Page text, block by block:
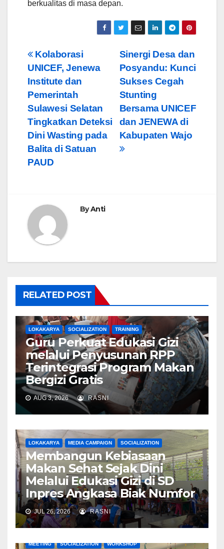
berkualitas di masa depan.
Post
navigation
Sinergi Desa dan
Posyandu: Kunci
Sukses Cegah
Stunting
Bersama UNICEF
dan JENEWA di
Kabupaten Wajo
Kolaborasi
UNICEF, Jenewa
Institute dan
Pemerintah
Sulawesi Selatan
Tingkatkan Deteksi
Dini Wasting pada
Balita di Satuan
PAUD
ByAnti
RELATED POST
LOKAKARYA SOCIALIZATION TRAINING
Guru Perkuat Edukasi Gizi
melalui Penyusunan RPP
Terintegrasi Program Makan
Bergizi Gratis
AUG 3, 2026 RASNI
LOKAKARYA MEDIA CAMPAIGN SOCIALIZATION
Membangun Kebiasaan
Makan Sehat Sejak Dini
Melalui Edukasi Gizi di SD
Inpres Angkasa Biak Numfor
JUL 26, 2026 RASNI
MEETING SOCIALIZATION WORKSHOP